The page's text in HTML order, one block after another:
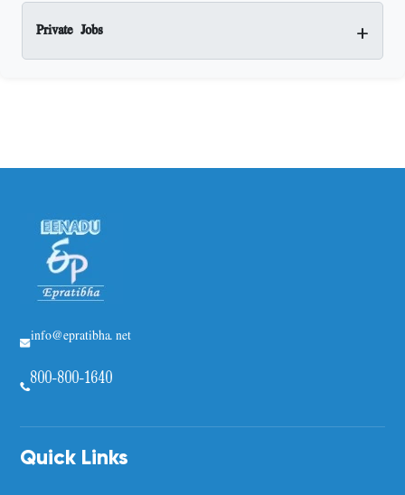
Private Jobs +
info@epratibha.net
800-800-1640
Quick Links